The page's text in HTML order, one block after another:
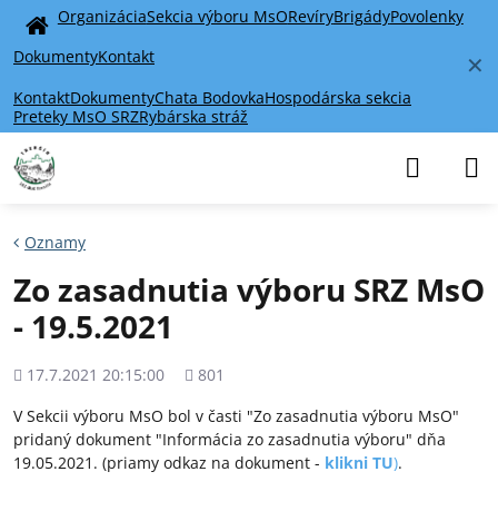
✕
Home
OrganizáciaSekcia výboru MsORevíryBrigádyPovolenky
DokumentyKontakt
KontaktDokumentyChata BodovkaHospodárska sekcia
Preteky MsO SRZRybárska stráž
Oznamy
Zo zasadnutia výboru SRZ MsO
- 19.5.2021
Pridané
17.7.2021 20:15:00
Počet
801
V Sekcii výboru MsO bol v časti "Zo zasadnutia výboru MsO"
pridaný dokument "Informácia zo zasadnutia výboru" dňa
19.05.2021. (priamy odkaz na dokument - klikni TU).